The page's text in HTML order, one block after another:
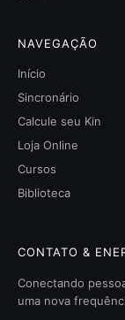
NAVEGAÇÃO
Início
Sincronário
Calcule seu Kin
Loja Online
Cursos
Biblioteca
CONTATO &
Conectando
uma nova